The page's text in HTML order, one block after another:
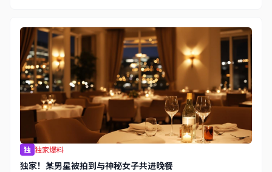
独 独家爆料
独家！某男星被拍到与神秘女子共进晚餐